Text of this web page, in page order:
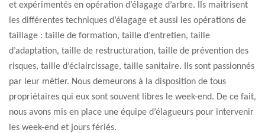
et expérimentés en opération d’élagage d’arbre. Ils maitrisent
les différentes techniques d’élagage et aussi les opérations de
taillage : taille de formation, taille d’entretien, taille
d’adaptation, taille de restructuration, taille de prévention des
risques, taille d’éclaircissage, taille sanitaire. Ils sont passionnés
par leur métier. Nous demeurons à la disposition de tous
propriétaires qui eux sont souvent libres le week-end. De ce fait,
nous avons mis en place une équipe d’élagueurs pour intervenir
les week-end et jours fériés.